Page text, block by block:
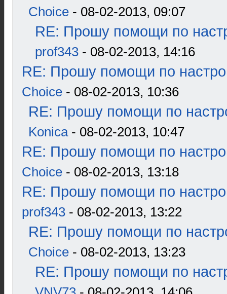
Choice - 08-02-2013, 09:07
RE: Прошу помощи по
prof343 - 08-02-2013, 14:16
RE: Прошу помощи по
Choice - 08-02-2013, 10:36
RE: Прошу помощи по
Konica- 08-02-2013, 10:47
RE: Прошу помощи по
Choice - 08-02-2013, 13:18
RE: Прошу помощи по
prof343 - 08-02-2013, 13:22
RE: Прошу помощи по
Choice - 08-02-2013, 13:23
RE: Прошу помощи по